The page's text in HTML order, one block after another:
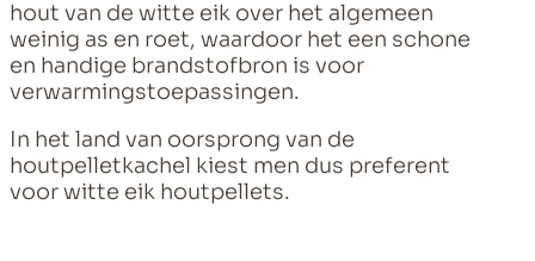
hout van de witte eik over het algemeen
weinig as en roet, waardoor het een schone
en handige brandstofbron is voor
verwarmingstoepassingen.
In het land van oorsprong van de
houtpelletkachel kiest men dus preferent
voor witte eik houtpellets.